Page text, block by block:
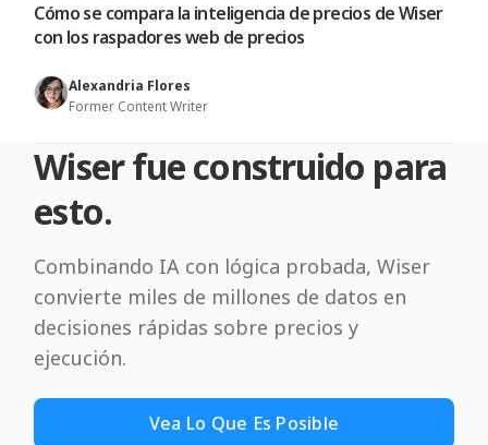
Cómo se compara la inteligencia de precios de Wiser
con los raspadores web de precios
Alexandria Flores
Former Content Writer
Wiser fue construido para
esto.
Combinando IA con lógica probada, Wiser
convierte miles de millones de datos en
decisiones rápidas sobre precios y
ejecución.
Vea Lo Que Es Posible